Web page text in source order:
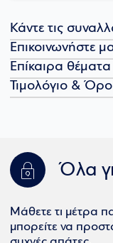
Κάντε τις
Επικοινωνήστε
Επίκαιρα θέματα
Τιμολόγιο &
Όλα
Μάθετε τι μέτρα
μπορείτε να